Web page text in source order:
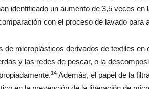
identificado un aumento de 3,5 veces en
con el proceso de lavado para
de microplásticos derivados de textiles en
y las redes de pescar, o la
14 Además, el papel de la